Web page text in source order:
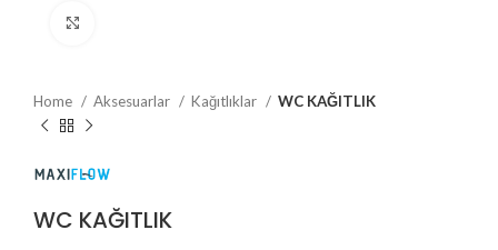
Home Aksesuarlar Kağıtlıklar WC KAĞITLIK
WC KAĞITLIK